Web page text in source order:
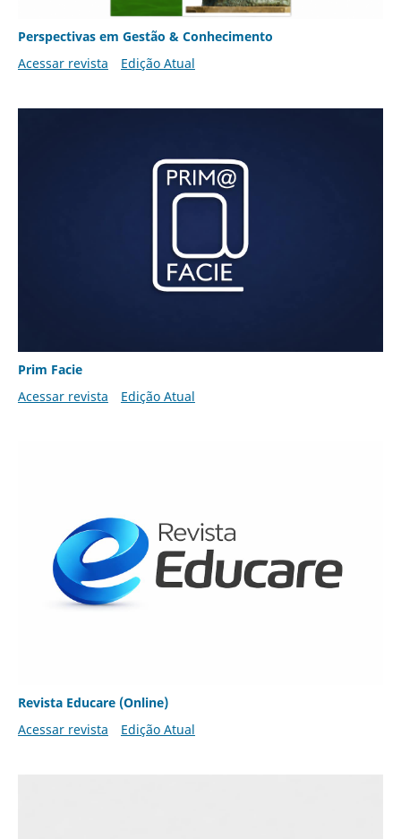
Perspectivas em Gestão & Conhecimento
Acessar revista
Edição Atual
Prim Facie
Acessar revista
Edição Atual
Revista Educare (Online)
Acessar revista
Edição Atual